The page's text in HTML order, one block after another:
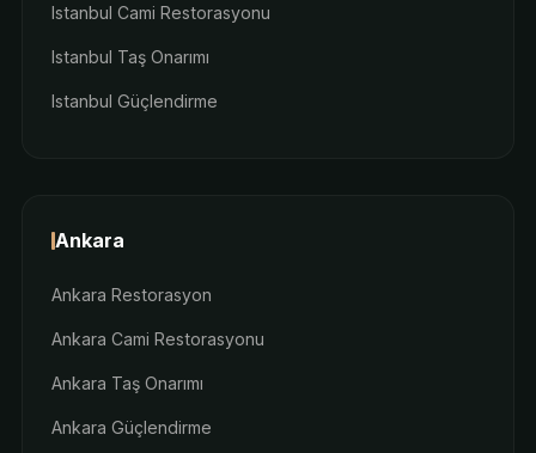
Istanbul Cami Restorasyonu
Istanbul Taş Onarımı
Istanbul Güçlendirme
Ankara
Ankara Restorasyon
Ankara Cami Restorasyonu
Ankara Taş Onarımı
Ankara Güçlendirme